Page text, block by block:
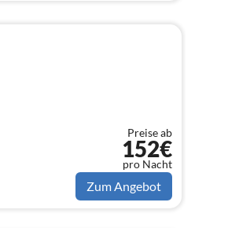
Preise ab
152€
pro Nacht
Zum Angebot